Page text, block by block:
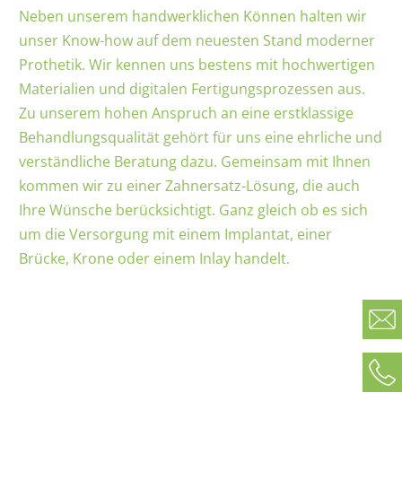
Neben unserem handwerklichen Können halten wir
unser Know-how auf dem neuesten Stand moderner
Prothetik. Wir kennen uns bestens mit hochwertigen
Materialien und digitalen Fertigungsprozessen aus.
Zu unserem hohen Anspruch an eine erstklassige
Behandlungsqualität gehört für uns eine ehrliche und
verständliche Beratung dazu. Gemeinsam mit Ihnen
kommen wir zu einer Zahnersatz-Lösung, die auch
Ihre Wünsche berücksichtigt. Ganz gleich ob es sich
um die Versorgung mit einem Implantat, einer
Brücke, Krone oder einem Inlay handelt.